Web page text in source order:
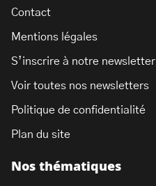
Nos thématiques
Contact
Mentions légales
S’inscrire à notre newsletter
Voir toutes nos newsletters
Politique de confidentialité
Plan du site